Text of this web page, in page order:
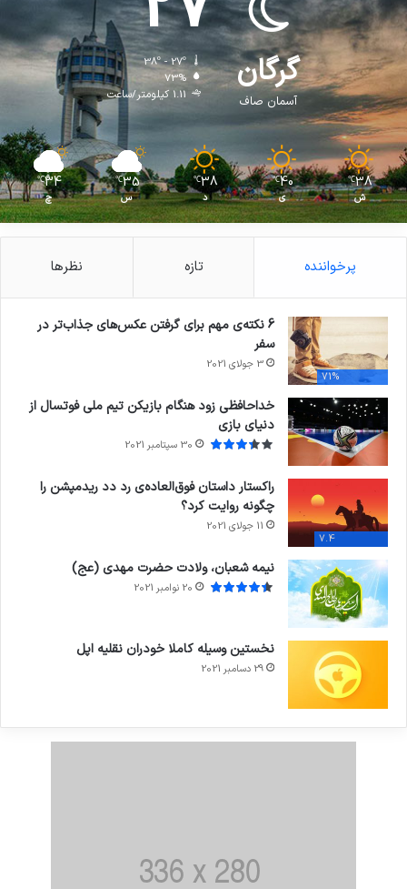
گرگان
آسمان صاف
38º - 27º
73%
1.11 کیلومتر/ساعت
38
℃
ش
40
℃
ی
38
℃
د
35
℃
س
34
℃
چ
پرخواننده تازه نظرها
71%
6 نکته‌ی مهم برای گرفتن عکس‌های جذاب‌تر در
سفر
3 جولای 2021
خداحافظی زود هنگام بازیکن تیم ملی فوتسال از
دنیای بازی
30 سپتامبر 2021
7.4
راکستار داستان فوق‌العاده‌ی رد دد ریدمپشن را
چگونه روایت کرد؟
11 جولای 2021
نیمه شعبان، ولادت حضرت مهدی (عج)
20 نوامبر 2021
نخستین وسیله کاملا خودران نقلیه اپل
29 دسامبر 2021